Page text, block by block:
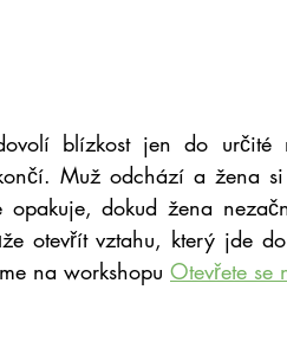
blízkost jen do určité
Muž odchází a žena
opakuje, dokud žena
otevřít vztahu, který jde
na workshopu Otevřete se